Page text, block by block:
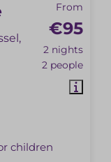
From
€95
2 nights
2 people
children